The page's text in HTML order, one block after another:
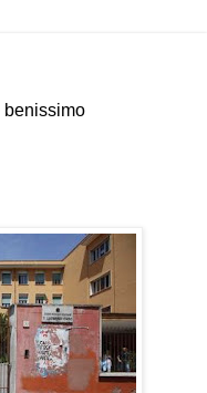
benissimo